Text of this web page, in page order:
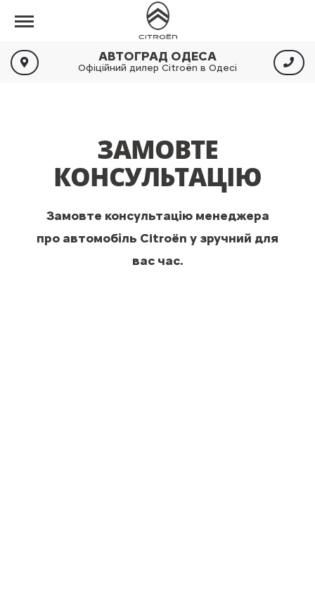
АВТОГРАД ОДЕСА
Офіційний дилер Citroën в Одесі
ЗАМОВТЕ
КОНСУЛЬТАЦІЮ
Замовте консультацію менеджера
про автомобіль Citroën у зручний для
вас час.